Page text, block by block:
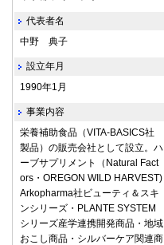
代表者名
中野 典子
設立年月
1990年1月
事業内容
栄養補助食品（VITA-BASICS社
製品）の販売会社として設立。ハ
ーブサプリメント（Natural Fact
ors・OREGON WILD HARVEST)
Arkopharma社ビューティ＆スキ
ンシリーズ・PLANTE SYSTEM
シリーズ産学連携開発商品・地域
おこし商品・シルバーケア関連商